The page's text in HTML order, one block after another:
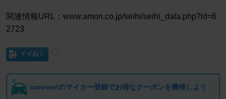
関連情報URL：www.amon.co.jp/seihi/seihi_data.php?id=6
2723
イイね！
carview!のマイカー登録でお得なクーポンを獲得しよう